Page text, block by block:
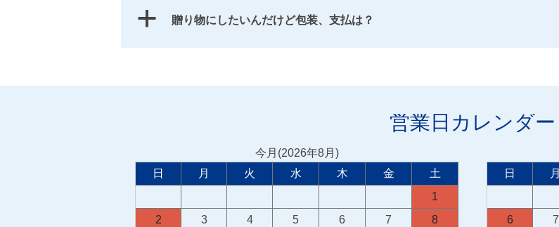
a 贈り物にしたいんだけど包装、支払は？
営業日カレンダー
今月(2026年8月)
日
月 火 水 木 金
土
1
2
3 4 5 6 7
8
日
月
6
7